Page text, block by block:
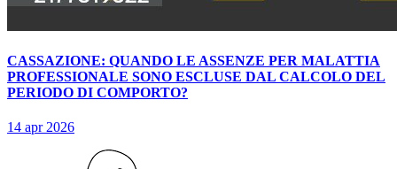
CASSAZIONE: QUANDO LE ASSENZE PER MALATTIA
PROFESSIONALE SONO ESCLUSE DAL CALCOLO DEL
PERIODO DI COMPORTO?
14 apr 2026